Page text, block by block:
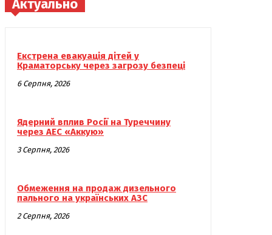
Актуально
Екстрена евакуація дітей у
Краматорську через загрозу безпеці
6 Серпня, 2026
Ядерний вплив Росії на Туреччину
через АЕС «Аккую»
3 Серпня, 2026
Обмеження на продаж дизельного
пального на українських АЗС
2 Серпня, 2026